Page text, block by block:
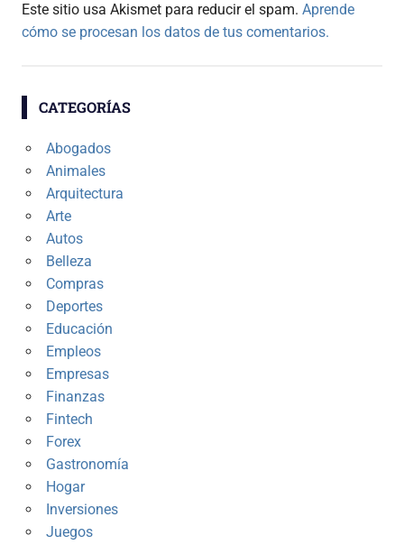
Este sitio usa Akismet para reducir el spam. Aprende
cómo se procesan los datos de tus comentarios.
CATEGORÍAS
Abogados
Animales
Arquitectura
Arte
Autos
Belleza
Compras
Deportes
Educación
Empleos
Empresas
Finanzas
Fintech
Forex
Gastronomía
Hogar
Inversiones
Juegos